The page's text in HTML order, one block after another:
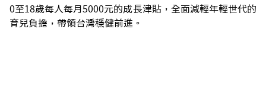
0至18歲每人每月5000元的成長津貼，全面減輕年輕世代的
育兒負擔，帶領台灣穩健前進。